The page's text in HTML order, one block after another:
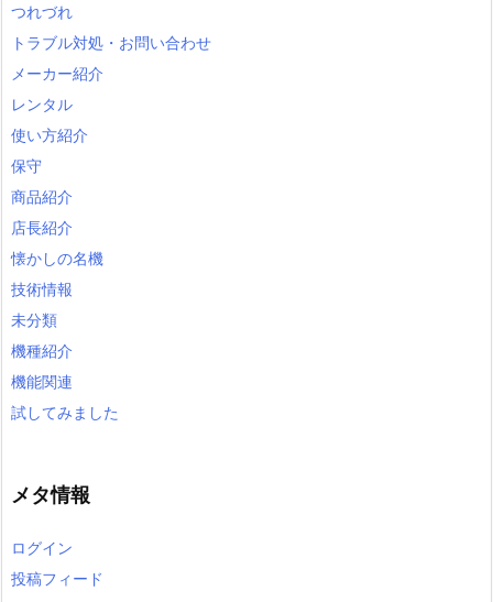
つれづれ
トラブル対処・お問い合わせ
メーカー紹介
レンタル
使い方紹介
保守
商品紹介
店長紹介
懐かしの名機
技術情報
未分類
機種紹介
機能関連
試してみました
メタ情報
ログイン
投稿フィード